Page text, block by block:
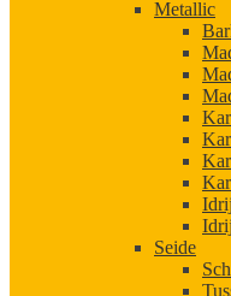
Metallic
Seide